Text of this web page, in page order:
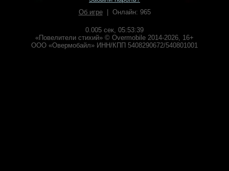
Об игре| Онлайн: 965
0.005 сек, 05:53:39
«Повелители стихий» © Overmobile 2014-2026, 16+
ООО «Овермобайл» ИНН/КПП 5408290672/540801001